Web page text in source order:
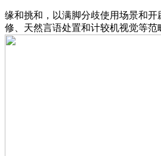
缘和挑和，以满脚分歧使用场景和开
修、天然言语处置和计较机视觉等